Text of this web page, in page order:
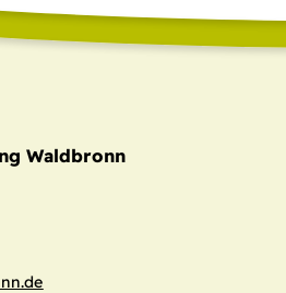
Waldbronn